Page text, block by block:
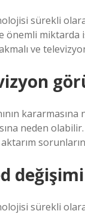
sürekli
önemli miktarda
ve
neden
sürekli